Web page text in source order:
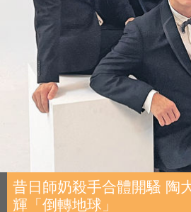
昔日師奶殺手合體開騷 陶
輝「倒轉地球」